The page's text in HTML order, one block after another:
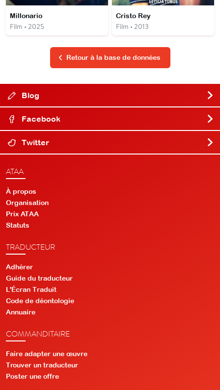
Millonario
Film • 2025
Cristo Rey
Film • 2013
Retour à la base de données
Blog
Facebook
Twitter
ATAA
À propos
Organisation
Prix ATAA
Statuts
TRADUCTEUR
Adhérer
Guide du traducteur
L'Écran Traduit
Code de déontologie
Annuaire
COMMANDITAIRE
Faire adapter une œuvre
Trouver un traducteur
Poster une offre